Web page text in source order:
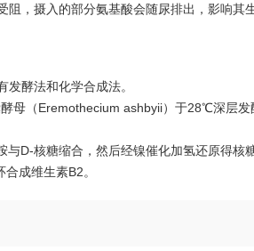
，摄入的部分氨基酸会随尿排出，影响其
酵法和化学合成法。
母（Eremothecium ashbyii）于28℃深层
D-核糖缩合，然后经镍催化加氢还原得
成维生素B2。